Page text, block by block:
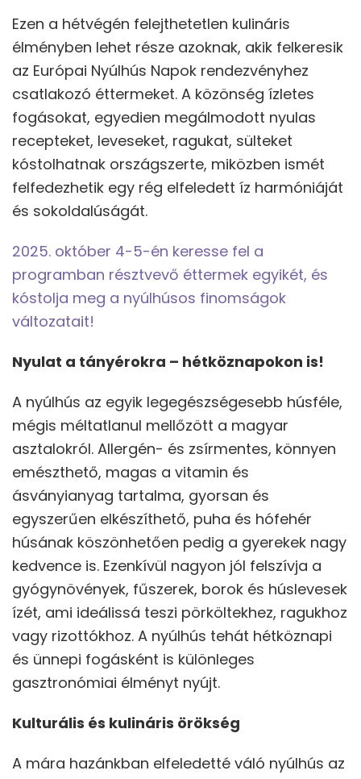
Ezen a hétvégén felejthetetlen kulináris
élményben lehet része azoknak, akik felkeresik
az Európai Nyúlhús Napok rendezvényhez
csatlakozó éttermeket. A közönség ízletes
fogásokat, egyedien megálmodott nyulas
recepteket, leveseket, ragukat, sülteket
kóstolhatnak országszerte, miközben ismét
felfedezhetik egy rég elfeledett íz harmóniáját
és sokoldalúságát.
2025. október 4-5-én keresse fel a
programban résztvevő éttermek egyikét, és
kóstolja meg a nyúlhúsos finomságok
változatait!
Nyulat a tányérokra – hétköznapokon is!
A nyúlhús az egyik legegészségesebb húsféle,
mégis méltatlanul mellőzött a magyar
asztalokról. Allergén- és zsírmentes, könnyen
emészthető, magas a vitamin és
ásványianyag tartalma, gyorsan és
egyszerűen elkészíthető, puha és hófehér
húsának köszönhetően pedig a gyerekek nagy
kedvence is. Ezenkívül nagyon jól felszívja a
gyógynövények, fűszerek, borok és húslevesek
ízét, ami ideálissá teszi pörköltekhez, ragukhoz
vagy rizottókhoz. A nyúlhús tehát hétköznapi
és ünnepi fogásként is különleges
gasztronómiai élményt nyújt.
Kulturális és kulináris örökség
A mára hazánkban elfeledetté váló nyúlhús az